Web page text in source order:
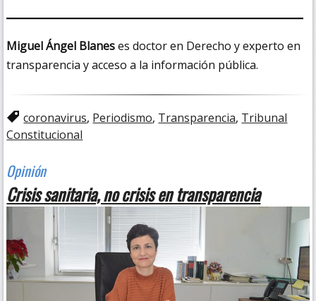
Miguel Ángel Blaneses doctor en Derecho y experto en
transparencia y acceso a la información pública.
coronavirus, Periodismo, Transparencia, Tribunal
Constitucional
Crisis sanitaria, no crisis en transparencia